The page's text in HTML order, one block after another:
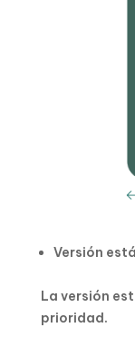
Versión
La versión
prioridad.